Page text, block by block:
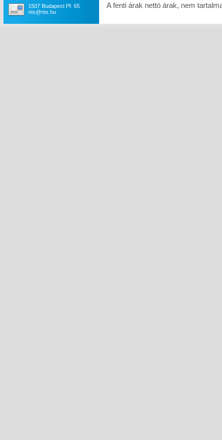
A fenti árak nettó árak, nem
1507 Budapest Pf. 65
ntx@ntx.hu